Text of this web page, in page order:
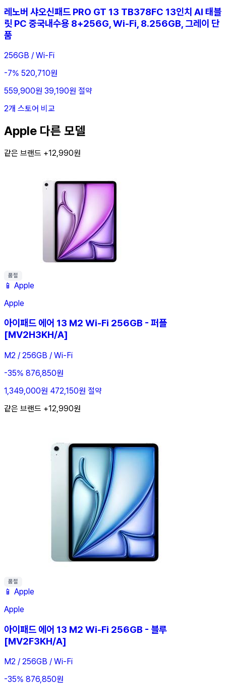
레노버 샤오신패드 PRO GT 13 TB378FC 13인치 AI 태블
릿 PC 중국내수용 8+256G, Wi-Fi, 8.256GB, 그레이 단
품
256GB / Wi-Fi
-7% 520,710원
559,900원 39,190원 절약
2개 스토어 비교
Apple 다른 모델
같은 브랜드 +12,990원
품절
📱 Apple
Apple
아이패드 에어 13 M2 Wi-Fi 256GB - 퍼플
[MV2H3KH/A]
M2 / 256GB / Wi-Fi
-35% 876,850원
1,349,000원 472,150원 절약
같은 브랜드 +12,990원
품절
📱 Apple
Apple
아이패드 에어 13 M2 Wi-Fi 256GB - 블루
[MV2F3KH/A]
M2 / 256GB / Wi-Fi
-35% 876,850원